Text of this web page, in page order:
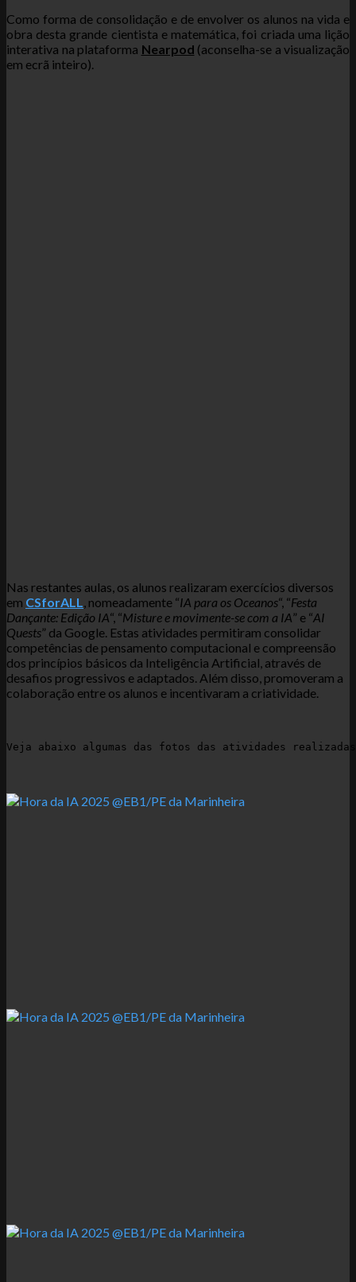
Como forma de consolidação e de envolver os alunos na vida e
obra desta grande cientista e matemática, foi criada uma lição
interativa na plataforma Nearpod (aconselha-se a visualização
em ecrã inteiro).
Nas restantes aulas, os alunos realizaram exercícios diversos
em CSforALL , nomeadamente “IA para os Oceanos“, “Festa
Dançante: Edição IA“, “Misture e movimente-se com a IA” e “AI
Quests” da Google. Estas atividades permitiram consolidar
competências de pensamento computacional e compreensão
dos princípios básicos da Inteligência Artificial, através de
desafios progressivos e adaptados. Além disso, promoveram a
colaboração entre os alunos e incentivaram a criatividade.
Veja abaixo algumas das fotos das atividades